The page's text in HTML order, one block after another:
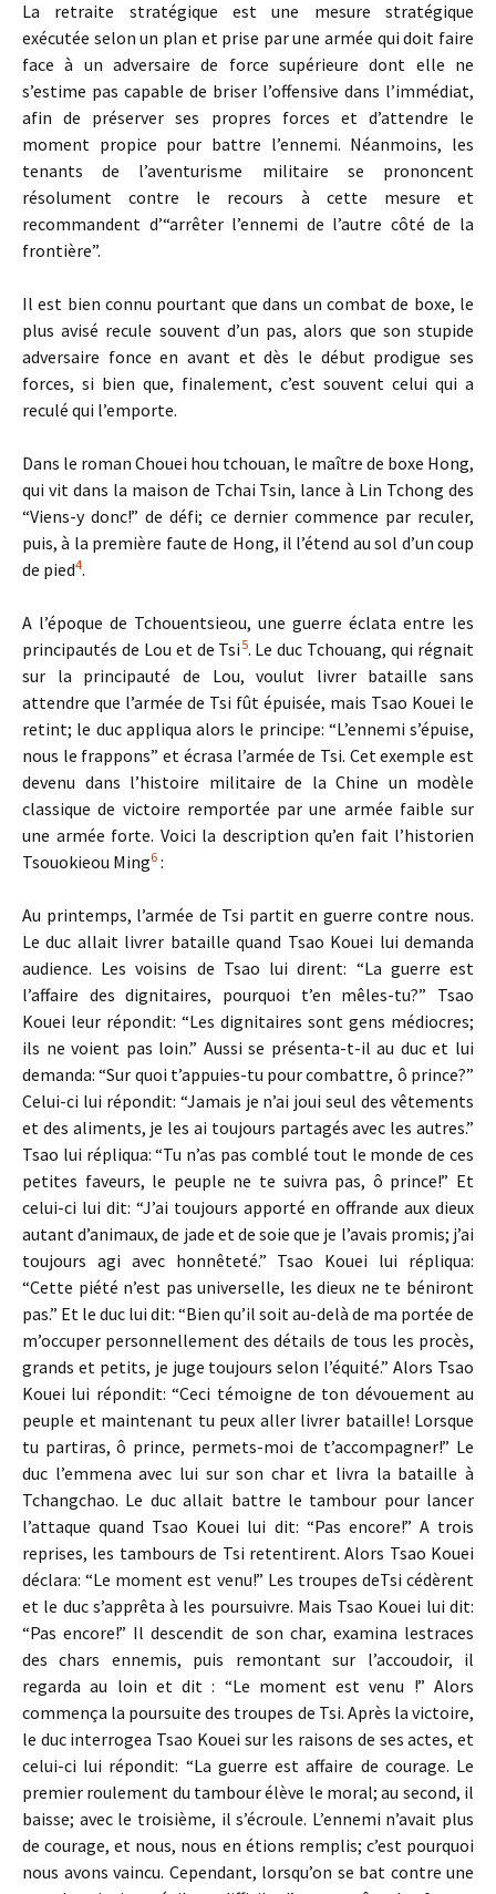
La retraite stratégique est une mesure stratégique
exécutée selon un plan et prise par une armée qui doit faire
face à un adversaire de force supérieure dont elle ne
s’estime pas capable de briser l’offensive dans l’immédiat,
afin de préserver ses propres forces et d’attendre le
moment propice pour battre l’ennemi. Néanmoins, les
tenants de l’aventurisme militaire se prononcent
résolument contre le recours à cette mesure et
recommandent d’“arrêter l’ennemi de l’autre côté de la
frontière”.
Il est bien connu pourtant que dans un combat de boxe, le
plus avisé recule souvent d’un pas, alors que son stupide
adversaire fonce en avant et dès le début prodigue ses
forces, si bien que, finalement, c’est souvent celui qui a
reculé qui l’emporte.
Dans le roman Chouei hou tchouan, le maître de boxe Hong,
qui vit dans la maison de Tchai Tsin, lance à Lin Tchong des
“Viens-y donc!” de défi; ce dernier commence par reculer,
puis, à la première faute de Hong, il l’étend au sol d’un coup
de pied4.
A l’époque de Tchouentsieou, une guerre éclata entre les
principautés de Lou et de Tsi 5. Le duc Tchouang, qui régnait
sur la principauté de Lou, voulut livrer bataille sans
attendre que l’armée de Tsi fût épuisée, mais Tsao Kouei le
retint; le duc appliqua alors le principe: “L’ennemi s’épuise,
nous le frappons” et écrasa l’armée de Tsi. Cet exemple est
devenu dans l’histoire militaire de la Chine un modèle
classique de victoire remportée par une armée faible sur
une armée forte. Voici la description qu’en fait l’historien
Tsouokieou Ming6 :
Au printemps, l’armée de Tsi partit en guerre contre nous.
Le duc allait livrer bataille quand Tsao Kouei lui demanda
audience. Les voisins de Tsao lui dirent: “La guerre est
l’affaire des dignitaires, pourquoi t’en mêles-tu?” Tsao
Kouei leur répondit: “Les dignitaires sont gens médiocres;
ils ne voient pas loin.” Aussi se présenta-t-il au duc et lui
demanda: “Sur quoi t’appuies-tu pour combattre, ô prince?”
Celui-ci lui répondit: “Jamais je n’ai joui seul des vêtements
et des aliments, je les ai toujours partagés avec les autres.”
Tsao lui répliqua: “Tu n’as pas comblé tout le monde de ces
petites faveurs, le peuple ne te suivra pas, ô prince!” Et
celui-ci lui dit: “J’ai toujours apporté en offrande aux dieux
autant d’animaux, de jade et de soie que je l’avais promis; j’ai
toujours agi avec honnêteté.” Tsao Kouei lui répliqua:
“Cette piété n’est pas universelle, les dieux ne te béniront
pas.” Et le duc lui dit: “Bien qu’il soit au-delà de ma portée de
m’occuper personnellement des détails de tous les procès,
grands et petits, je juge toujours selon l’équité.” Alors Tsao
Kouei lui répondit: “Ceci témoigne de ton dévouement au
peuple et maintenant tu peux aller livrer bataille! Lorsque
tu partiras, ô prince, permets-moi de t’accompagner!” Le
duc l’emmena avec lui sur son char et livra la bataille à
Tchangchao. Le duc allait battre le tambour pour lancer
l’attaque quand Tsao Kouei lui dit: “Pas encore!” A trois
reprises, les tambours de Tsi retentirent. Alors Tsao Kouei
déclara: “Le moment est venu!” Les troupes deTsi cédèrent
et le duc s’apprêta à les poursuivre. Mais Tsao Kouei lui dit:
“Pas encore!” Il descendit de son char, examina lestraces
des chars ennemis, puis remontant sur l’accoudoir, il
regarda au loin et dit : “Le moment est venu !” Alors
commença la poursuite des troupes de Tsi. Après la victoire,
le duc interrogea Tsao Kouei sur les raisons de ses actes, et
celui-ci lui répondit: “La guerre est affaire de courage. Le
premier roulement du tambour élève le moral; au second, il
baisse; avec le troisième, il s’écroule. L’ennemi n’avait plus
de courage, et nous, nous en étions remplis; c’est pourquoi
nous avons vaincu. Cependant, lorsqu’on se bat contre une